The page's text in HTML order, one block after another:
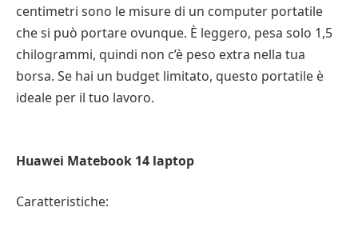
centimetri sono le misure di un computer portatile
che si può portare ovunque. È leggero, pesa solo 1,5
chilogrammi, quindi non c’è peso extra nella tua
borsa. Se hai un budget limitato, questo portatile è
ideale per il tuo lavoro.
Huawei Matebook 14 laptop
Caratteristiche: